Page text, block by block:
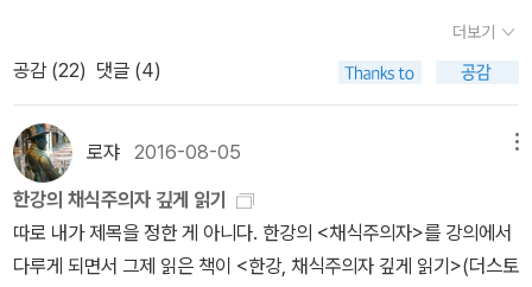
쪽의 성과도 모국어의 위력보다는 영어의 위력 덕에 성사되었다고 해
습지 않은가.물론 작가나 작품을 폄하하려는 뜻은 없다. 하지만 노벨
문학상 심사 과정에서는 간행 언어의 중요성을 무시할 수 없기 때문
이다. 심사 주체인 스웨덴 아카데미도 세상 모든 언어를 읽지는 못하
므로 영어와 프랑스어 등 몇 가지 주요 언어로 간행된 작품 중에서 후
보작을 고른다고 알고 있다.따라서 주요 언어로 출간되지 않은 제3세
계 작품의 불리함은 이미 오래 전부터 지적되었는데, 뒤집어 보면 번
성으로서 첫 수상이자 유색인종 여성으로서 두 번째 수상이다. 1945
년 남미 출신의 가브리엘라 미스트랄은 칠레 태생의 혼혈 백인이었
고, 2007년에 수상한 도리스 레싱은 이란 태생이지만 영국인 부모를
둔 백인이었다. 100년의 시간 동안 노벨 문학상은 한없이 가벼운 통
속적인 스토리나 영어권 국가 출신에 백인 남성 작가의 작품 중 영어
로 번역된 작품이 많은 유럽, 북미 작가들에게 상을 집중적으로 수여
했다.따라서 이번 2024년 한국 작가 한강의 노벨 문학상 수상은 백
인, 남성이 주류인 세계 문학계에서 매우 뜻 깊은 일이다.1970년 광
지만 그래도 편한 친구와 함께하는 술자리는 즐거운법이지요. 나이가
드니 점점 소주가 별로예요. 소주를 마실거면 소맥으로 적당한 맛과
알콜을 순화시켜서 마시는데, 술값 많이 나오는 스타일인가? 하지만
많이 마시지 않으니깐...^^;; 여러 안주중에 눈이가는것은 생라면과 맥
주의 조합. 평소 생라면을 좋아하긴하지만, 위가 좋지 않아서 요즘은
자제하고 있는데 밤에 이 책을 읽을때 라면 뿌셔서 맥주 한잔 하고 싶
은 유혹을 뿌리치느라 혼났어요. 만약 옆에 함께 마실 친구가 있었다
면 참을 유혹도 없을거겠지만.. 책목차에 함께 마신 술의 그림이 있는
더보기
공감 (22) 댓글 (4)
로쟈 2016-08-05
한강의 채식주의자 깊게 읽기
따로 내가 제목을 정한 게 아니다. 한강의 <채식주의자>를 강의에서
다루게 되면서 그제 읽은 책이 <한강, 채식주의자 깊게 읽기>(더스토